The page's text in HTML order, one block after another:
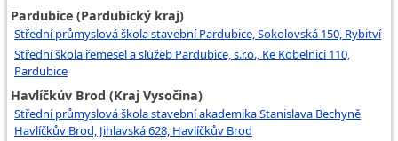
Pardubice (Pardubický kraj)
Střední průmyslová škola stavební Pardubice, Sokolovská 150, Rybitví
Střední škola řemesel a služeb Pardubice, s.r.o., Ke Kobelnici 110,
Pardubice
Havlíčkův Brod (Kraj Vysočina)
Střední průmyslová škola stavební akademika Stanislava Bechyně
Havlíčkův Brod, Jihlavská 628, Havlíčkův Brod